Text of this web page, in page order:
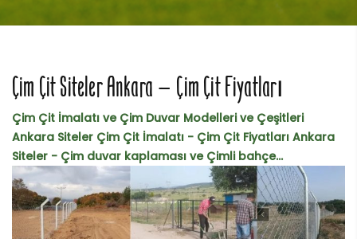
Çim Çit Siteler Ankara – Çim Çit Fiyatları
Çim Çit İmalatı ve Çim Duvar Modelleri ve Çeşitleri
Ankara Siteler Çim Çit İmalatı - Çim Çit Fiyatları Ankara
Siteler - Çim duvar kaplaması ve Çimli bahçe...